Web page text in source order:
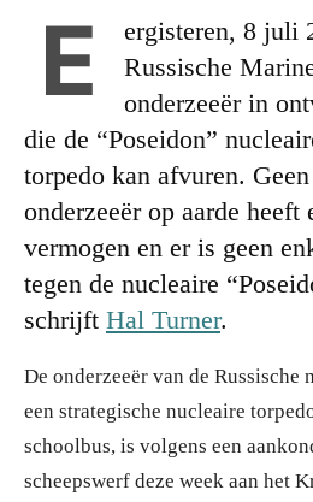
E
ergisteren, 8 juli
Russische
onderzeeër in
die de “Poseidon”
torpedo kan afvuren.
onderzeeër op aarde heeft
vermogen en er is geen
tegen de nucleaire
schrijft Hal Turner.
De onderzeeër van de Russische
een strategische nucleaire
schoolbus, is volgens een
scheepswerf deze week aan het